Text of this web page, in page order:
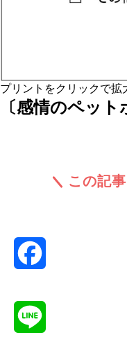
プリントをクリックで拡
〔感情のペッ
この記